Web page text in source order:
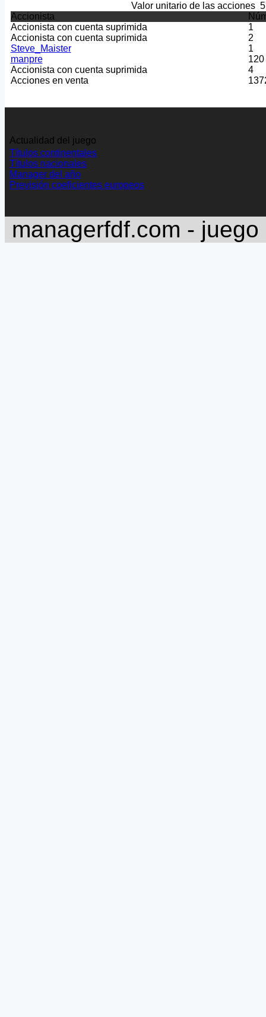
Valor unitario de las acciones
Accionista
Accionista con cuenta suprimida
1
Accionista con cuenta suprimida
2
Steve_Maister
1
manpre
120
Accionista con cuenta suprimida
4
Acciones en venta
Actualidad del juego
Títulos continentales
Títulos nacionales
Manager del año
Previsión coeficientes europeos
managerfdf.com -